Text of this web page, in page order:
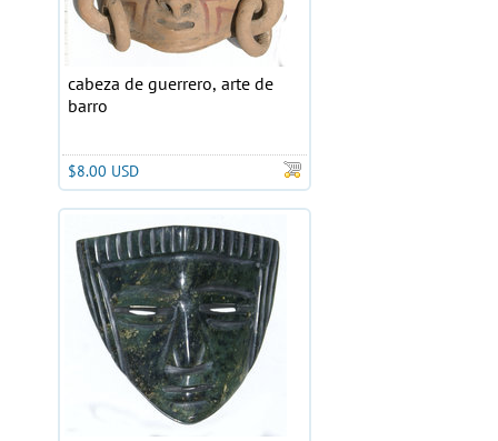
cabeza de guerrero, arte de
barro
$8.00 USD